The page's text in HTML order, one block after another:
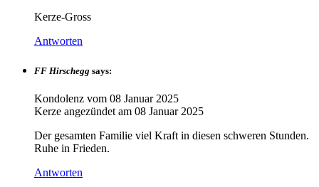
Kerze-Gross
Antworten
FF Hirschegg says:
Kondolenz vom 08 Januar 2025
Kerze angezündet am 08 Januar 2025
Der gesamten Familie viel Kraft in diesen schweren Stunden.
Ruhe in Frieden.
Antworten